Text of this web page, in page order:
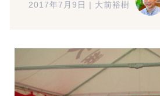
2017年7月9日 大前裕樹